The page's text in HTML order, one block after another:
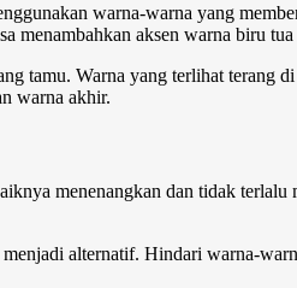
warna-warna yang
aksen warna biru
tamu. Warna yang terlihat
warna akhir.
menenangkan dan tidak
alternatif. Hindari warna-